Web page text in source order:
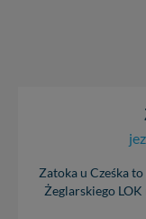
Zatoka u Cześka
Żeglarskiego